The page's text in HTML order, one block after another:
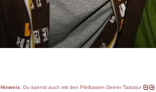
Hinweis:Du kannst auch mit den Pfeiltasten Deiner Tastatur